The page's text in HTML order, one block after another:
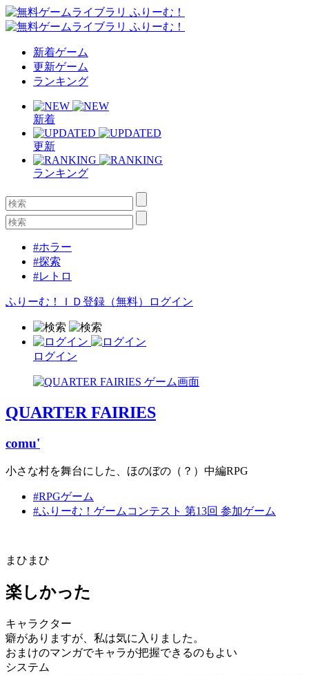
新着ゲーム
更新ゲーム
ランキング
新着
更新
ランキング
#ホラー
#探索
#レトロ
ふりーむ！ＩＤ登録（無料） ログイン
ログイン
QUARTER FAIRIES
comu'
小さな村を舞台にした、ほのぼの（？）中編RPG
#RPGゲーム
#ふりーむ！ゲームコンテスト 第13回 参加ゲーム
まひまひ
楽しかった
キャラクター
癖がありますが、私は気に入りました。
おまけのマンガでキャラが把握できるのもよい
システム